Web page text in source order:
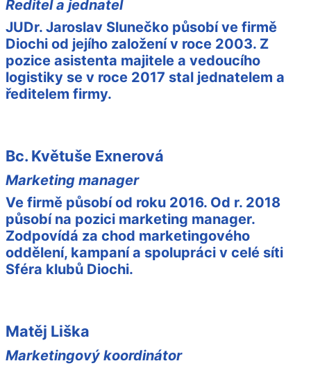
Ředitel a jednatel
JUDr. Jaroslav Slunečko působí ve firmě
Diochi od jejího založení v roce 2003. Z
pozice asistenta majitele a vedoucího
logistiky se v roce 2017 stal jednatelem a
ředitelem firmy.
Bc. Květuše Exnerová
Marketing manager
Ve firmě působí od roku 2016. Od r. 2018
působí na pozici marketing manager.
Zodpovídá za chod marketingového
oddělení, kampaní a spolupráci v celé síti
Sféra klubů Diochi.
Matěj Liška
Marketingový koordinátor